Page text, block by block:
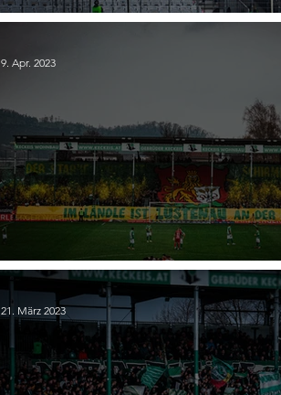
26. WSG Tirol - SC Austria
24. SC Austria Lustenau -
9. Apr. 2023
21. März 2023